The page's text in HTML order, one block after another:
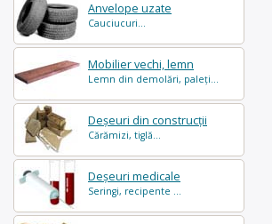
Anvelope uzate
Cauciucuri...
Mobilier vechi, lemn
Lemn din demolări, paleți...
Deșeuri din construcții
Cărămizi, tiglă...
Deșeuri medicale
Seringi, recipente ...